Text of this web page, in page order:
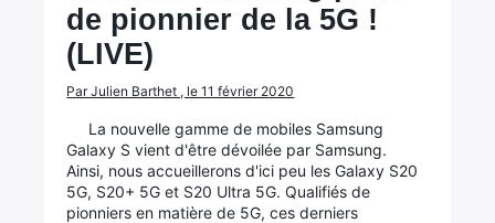
de pionnier de la 5G !
(LIVE)
Par Julien Barthet , le 11 février 2020
La nouvelle gamme de mobiles Samsung
Galaxy S vient d'être dévoilée par Samsung.
Ainsi, nous accueillerons d'ici peu les Galaxy S20
5G, S20+ 5G et S20 Ultra 5G. Qualifiés de
pionniers en matière de 5G, ces derniers